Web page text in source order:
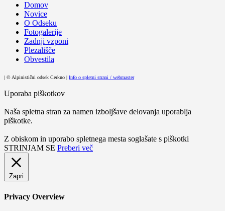
Domov
Novice
O Odseku
Fotogalerije
Zadnji vzponi
Plezališče
Obvestila
| © Alpinistični odsek Cerkno | Info o spletni strani / webmaster
Uporaba piškotkov
Naša spletna stran za namen izboljšave delovanja uporablja
piškotke.
Z obiskom in uporabo spletnega mesta soglašate s piškotki
STRINJAM SE Preberi več
Zapri
Privacy Overview